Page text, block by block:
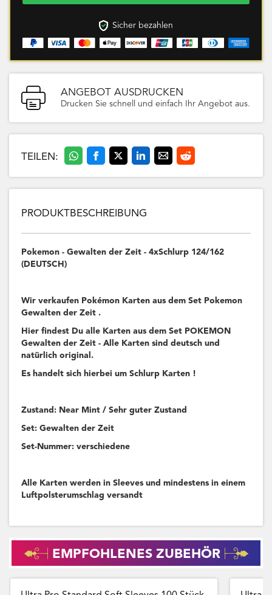
Sicher bezahlen
ANGEBOT AUSDRUCKEN
Drucken Sie schnell und einfach Ihr Angebot aus.
TEILEN:
PRODUKTBESCHREIBUNG
Pokemon - Gewalten der Zeit - 4xSchlurp 124/162
(DEUTSCH)
Wir verkaufen Pokémon Karten aus dem Set Pokemon
Gewalten der Zeit .
Hier findest Du alle Karten aus dem Set POKEMON
Gewalten der Zeit - Alle Karten sind deutsch und
natürlich original.
Es handelt sich hierbei um Schlurp Karten !
Zustand: Near Mint / Sehr guter Zustand
Set: Gewalten der Zeit
Set-Nummer: verschiedene
Alle Karten werden in Sleeves und mindestens in einem
Luftpolsterumschlag versandt
EMPFOHLENES ZUBEHÖR